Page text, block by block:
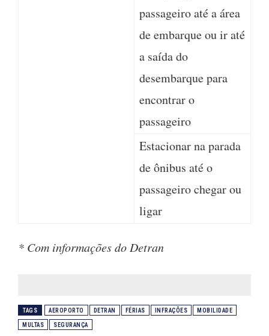
passageiro até a área
de embarque ou ir até
a saída do
desembarque para
encontrar o
passageiro
Estacionar na parada
de ônibus até o
passageiro chegar ou
ligar
* Com informações do Detran
TAGS AEROPORTO DETRAN FÉRIAS INFRAÇÕES MOBILIDADE
MULTAS SEGURANÇA